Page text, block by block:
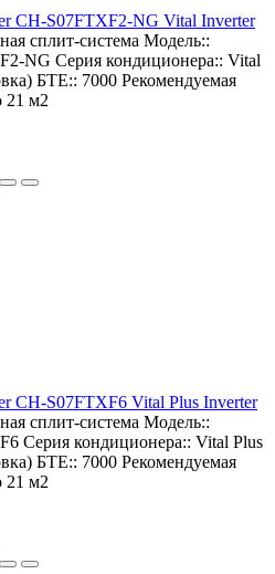
CH-S07FTXF2-NG Vital Inverter
сплит-система Модель::
NG Серия кондиционера:: Vital
БТЕ:: 7000 Рекомендуемая
21 м2
CH-S07FTXF6 Vital Plus Inverter
сплит-система Модель::
Серия кондиционера:: Vital Plus
БТЕ:: 7000 Рекомендуемая
21 м2